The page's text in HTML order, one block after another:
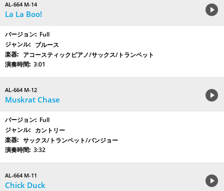
AL-664 M-14
La La Boo!
Full
ブルース
アコースティックピアノ/サックス/トランペット
3:01
AL-664 M-12
Muskrat Chase
Full
カントリー
サックス/トランペット/バンジョー
3:32
AL-664 M-11
Chick Duck